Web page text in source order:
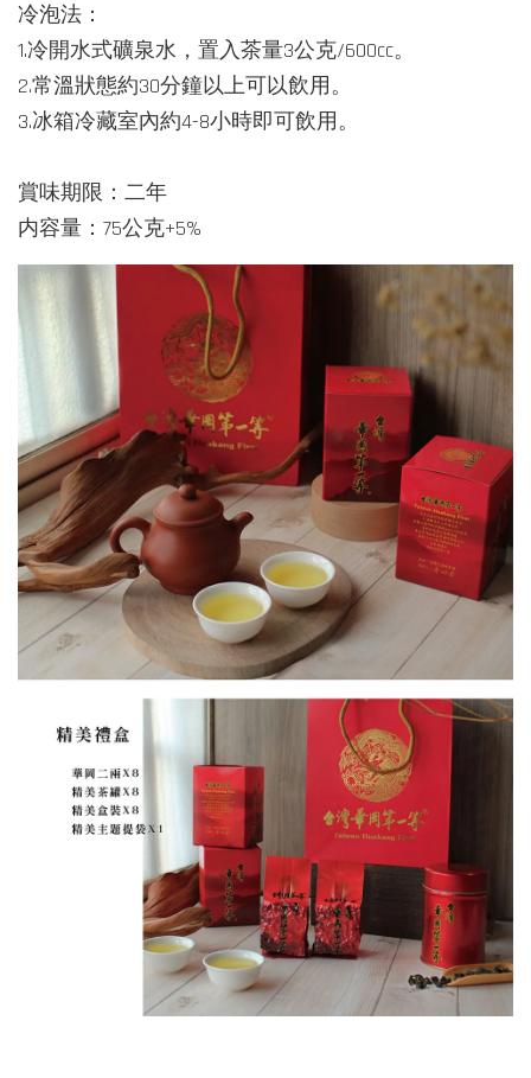
冷泡法：
1.冷開水式礦泉水，置入茶量3公克/600cc。
2.常溫狀態約30分鐘以上可以飲用。
3.冰箱冷藏室內約4-8小時即可飲用。
賞味期限：二年
内容量：75公克+5%